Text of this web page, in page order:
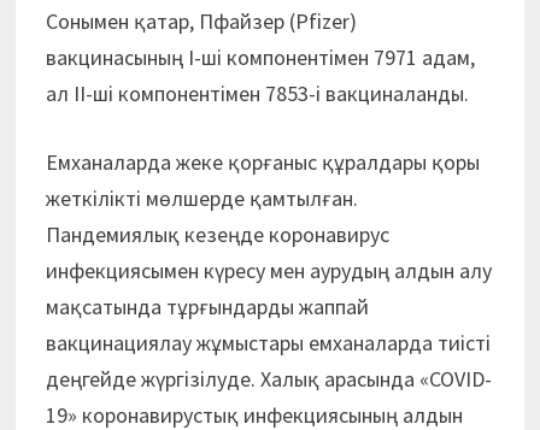
Сонымен қатар, Пфайзер (Pfizer)
вакцинасының I-ші компонентімен 7971 адам,
ал II-ші компонентімен 7853-i вакциналанды.
Емханаларда жеке қорғаныс құралдары қоры
жеткілікті мөлшерде қамтылған.
Пандемиялық кезеңде коронавирус
инфекциясымен күресу мен аурудың алдын алу
мақсатында тұрғындарды жаппай
вакцинациялау жұмыстары емханаларда тиістi
деңгейде жүргізілуде. Халық арасында «COVID-
19» коронавирустық инфекциясының алдын